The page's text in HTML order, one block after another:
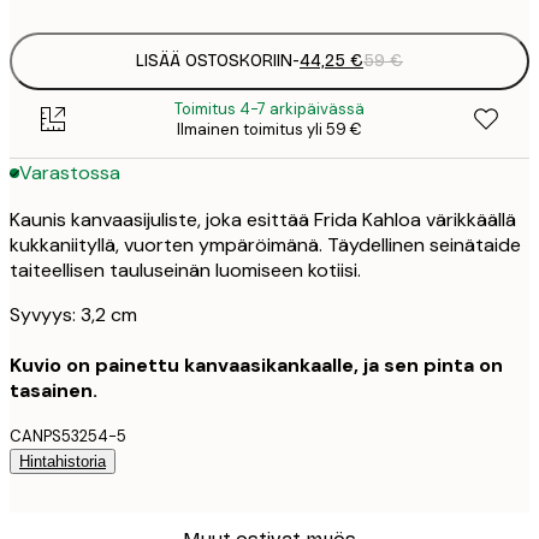
LISÄÄ OSTOSKORIIN-44,25 €59 €
Toimitus 4-7 arkipäivässä
Ilmainen toimitus yli 59 €
Varastossa
Kaunis kanvaasijuliste, joka esittää Frida Kahloa värikkäällä
kukkaniityllä, vuorten ympäröimänä. Täydellinen seinätaide
taiteellisen tauluseinän luomiseen kotiisi.
Syvyys: 3,2 cm
Kuvio on painettu kanvaasikankaalle, ja sen pinta on
tasainen.
CANPS53254-5
Hintahistoria